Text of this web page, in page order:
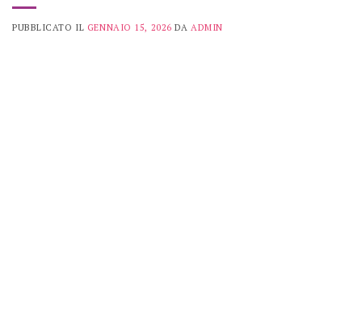
PUBBLICATO IL GENNAIO 15, 2026 DA ADMIN